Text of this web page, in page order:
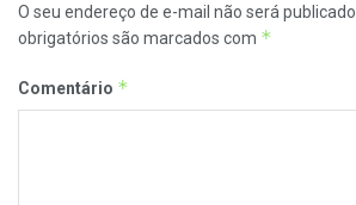
O seu endereço de e-mail não será publicado.
obrigatórios são marcados com *
Comentário *